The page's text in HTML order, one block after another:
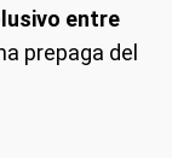
entre
prepaga del